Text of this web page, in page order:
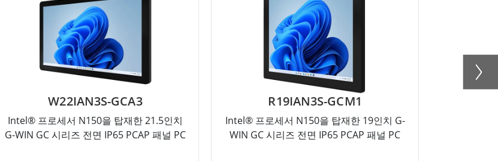
W22IAN3S-GCA3
Intel® 프로세서 N150을 탑재한 21.5인치
G-WIN GC 시리즈 전면 IP65 PCAP 패널 PC
R19IAN3S-GCM1
Intel® 프로세서 N150을 탑재한 19인치 G-
WIN GC 시리즈 전면 IP65 PCAP 패널 PC